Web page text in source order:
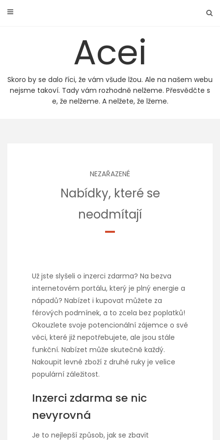
Acei
Skoro by se dalo říci, že vám všude lžou. Ale na našem webu
nejsme takoví. Tady vám rozhodně nelžeme. Přesvědčte s
e, že nelžeme. A nelžete, že lžeme.
NEZAŘAZENÉ
Nabídky, které se
neodmítají
Už jste slyšeli o inzerci zdarma? Na bezva
internetovém portálu, který je plný energie a
nápadů? Nabízet i kupovat můžete za
férových podmínek, a to zcela bez poplatků!
Okouzlete svoje potencionální zájemce o své
věci, které již nepotřebujete, ale jsou stále
funkční. Nabízet může skutečně každý.
Nakoupit levné zboží z druhé ruky je velice
populární záležitost.
Inzerci zdarma se nic
nevyrovná
Je to nejlepší způsob, jak se zbavit